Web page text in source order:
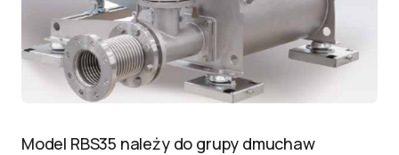
Model RBS35 należy do grupy dmuchaw